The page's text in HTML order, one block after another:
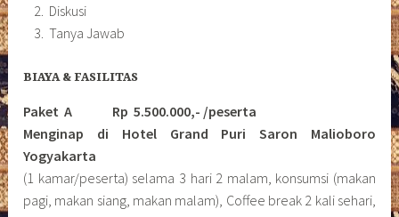
Diskusi
Tanya Jawab
BIAYA & FASILITAS
Paket A Rp 5.500.000,- /peserta
Menginap di Hotel Grand Puri Saron Malioboro
Yogyakarta
(1 kamar/peserta) selama 3 hari 2 malam, konsumsi (makan
pagi, makan siang, makan malam), Coffee break 2 kali sehari,